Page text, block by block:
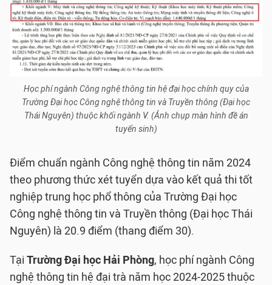
Học phí ngành Công nghệ thông tin hệ đại học chính quy của
Trường Đại học Công nghệ thông tin và Truyền thông (Đại học
Thái Nguyên) thuộc khối ngành V. (Ảnh chụp màn hình đề án
tuyển sinh)
Điểm chuẩn ngành Công nghệ thông tin năm 2024
theo phương thức xét tuyển dựa vào kết quả thi tốt
nghiệp trung học phổ thông của Trường Đại học
Công nghệ thông tin và Truyền thông (Đại học Thái
Nguyên) là 20.9 điểm (thang điểm 30).
Tại Trường Đại học Hải Phòng, học phí ngành Công
nghệ thông tin hệ đại trà năm học 2024-2025 thuộc